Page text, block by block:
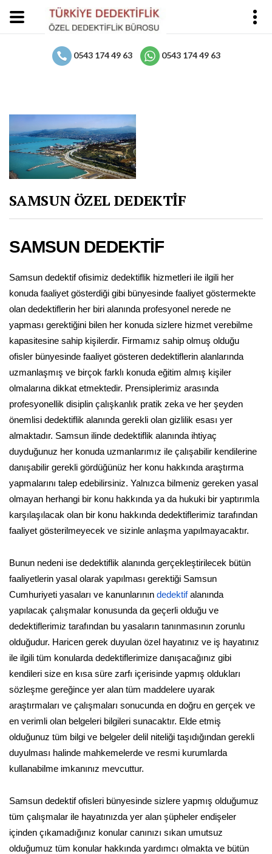
0543 174 49 63 0543 174 49 63
SAMSUN ÖZEL DEDEKTİF
SAMSUN DEDEKTİF
Samsun dedektif ofisimiz dedektiflik hizmetleri ile ilgili her
konuda faaliyet gösterdiği gibi bünyesinde faaliyet göstermekte
olan dedektiflerin her biri alanında profesyonel nerede ne
yapması gerektiğini bilen her konuda sizlere hizmet verebilme
kapasitesine sahip kişilerdir. Firmamız sahip olmuş olduğu
ofisler bünyesinde faaliyet gösteren dedektiflerin alanlarında
uzmanlaşmış ve birçok farklı konuda eğitim almış kişiler
olmalarına dikkat etmektedir. Prensiplerimiz arasında
profesyonellik disiplin çalışkanlık pratik zeka ve her şeyden
önemlisi dedektiflik alanında gerekli olan gizlilik esası yer
almaktadır. Samsun ilinde dedektiflik alanında ihtiyaç
duyduğunuz her konuda uzmanlarımız ile çalışabilir kendilerine
danışabilir gerekli gördüğünüz her konu hakkında araştırma
yapmalarını talep edebilirsiniz. Yalnızca bilmeniz gereken yasal
olmayan herhangi bir konu hakkında ya da hukuki bir yaptırımla
karşılaşılacak olan bir konu hakkında dedektiflerimiz tarafından
faaliyet gösterilmeyecek ve sizinle anlaşma yapılmayacaktır.
Bunun nedeni ise dedektiflik alanında gerçekleştirilecek bütün
faaliyetlerin yasal olarak yapılması gerektiği Samsun
Cumhuriyeti yasaları ve kanunlarının dedektifalanında
yapılacak çalışmalar konusunda da geçerli olduğu ve
dedektiflerimiz tarafından bu yasaların tanınmasının zorunlu
olduğudur. Haricen gerek duyulan özel hayatınız ve iş hayatınız
ile ilgili tüm konularda dedektiflerimize danışacağınız gibi
kendileri size en kısa süre zarfı içerisinde yapmış oldukları
sözleşme gereğince yer alan tüm maddelere uyarak
araştırmaları ve çalışmaları sonucunda en doğru en gerçek ve
en verimli olan belgeleri bilgileri sunacaktır. Elde etmiş
olduğunuz tüm bilgi ve belgeler delil niteliği taşıdığından gerekli
duyulması halinde mahkemelerde ve resmi kurumlarda
kullanabilme imkanınız mevcuttur.
Samsun dedektif ofisleri bünyesinde sizlere yapmış olduğumuz
tüm çalışmalar ile hayatınızda yer alan şüpheler endişeler
içinden çıkamadığınız konular canınızı sıkan umutsuz
olduğumuz tüm konular hakkında yardımcı olmakta ve bütün